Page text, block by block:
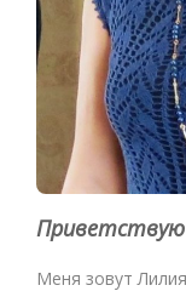
Меня зовут